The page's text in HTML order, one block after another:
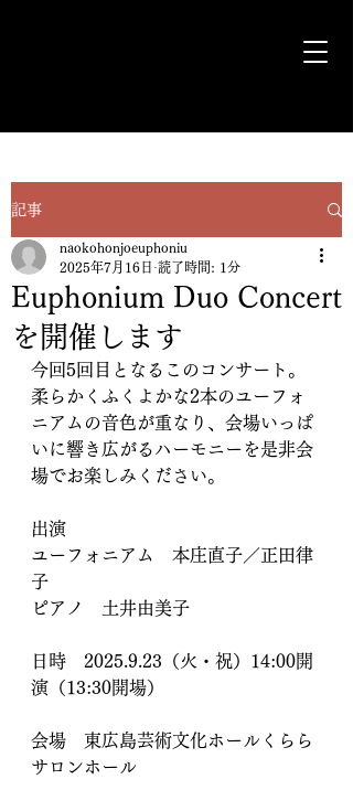
記事
Euphonium Duo Concert
を開催します
naokohonjoeuphoniu
2025年7月16日 読了時間: 1分
今回5回目となるこのコンサート。
柔らかくふくよかな2本のユーフォ
ニアムの音色が重なり、会場いっぱ
いに響き広がるハーモニーを是非会
場でお楽しみください。
出演
ユーフォニアム　本庄直子／正田律
子
ピアノ　土井由美子
日時　2025.9.23（火・祝）14:00開
演（13:30開場）
会場　東広島芸術文化ホールくらら
サロンホール